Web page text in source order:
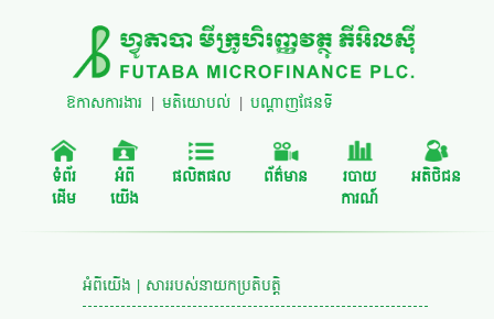
ឱកាសការងារ | មតិយោបល់ | បណ្តាញផែនទី
ទំព័រ
ដើម
អំពី
យើង
ផលិតផល ព័ត៌មាន
របាយ
ការណ៍
អតិថិជន
អំពីយើង | សាររបស់នាយកប្រតិបត្តិ